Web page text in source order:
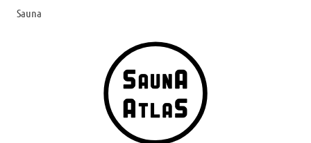
Sauna